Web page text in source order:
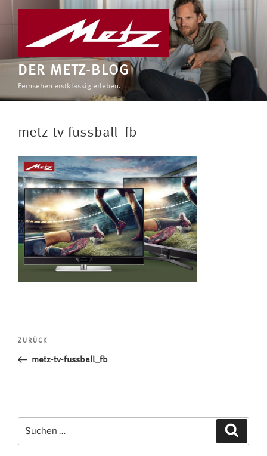
DER METZ-BLOG
Fernsehen erstklassig erleben.
metz-tv-fussball_fb
Beitragsnavigation
Vorheriger
Beitrag
ZURÜCK
metz-tv-fussball_fb
nach: